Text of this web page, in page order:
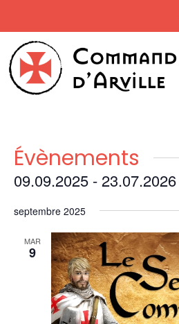
Évènements
09.09.2025 - 23.07.2026
une
septembre 2025
MAR
9